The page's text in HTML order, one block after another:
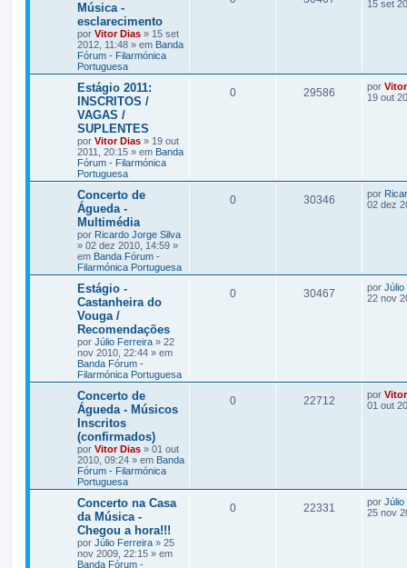
Música -
esclarecimento
por Vitor Dias » 15 set
2012, 11:48 » em Banda
Fórum - Filarmónica
Portuguesa
15 set
Estágio 2011:
INSCRITOS /
VAGAS /
SUPLENTES
por Vitor Dias » 19 out
2011, 20:15 » em Banda
Fórum - Filarmónica
Portuguesa
0 29586 por
19 out
Concerto de
Águeda -
Multimédia
por Ricardo Jorge Silva
» 02 dez 2010, 14:59 »
em Banda Fórum -
Filarmónica Portuguesa
0 30346 por
02 dez
Estágio -
Castanheira do
Vouga /
Recomendações
por Júlio Ferreira » 22
nov 2010, 22:44 » em
Banda Fórum -
Filarmónica Portuguesa
0 30467 por Júlio
22 nov
Concerto de
Águeda - Músicos
Inscritos
(confirmados)
por Vitor Dias » 01 out
2010, 09:24 » em Banda
Fórum - Filarmónica
Portuguesa
0 22712 por
01 out
Concerto na Casa
da Música -
Chegou a hora!!!
por Júlio Ferreira » 25
nov 2009, 22:15 » em
Banda Fórum -
0 22331 por Júlio
25 nov